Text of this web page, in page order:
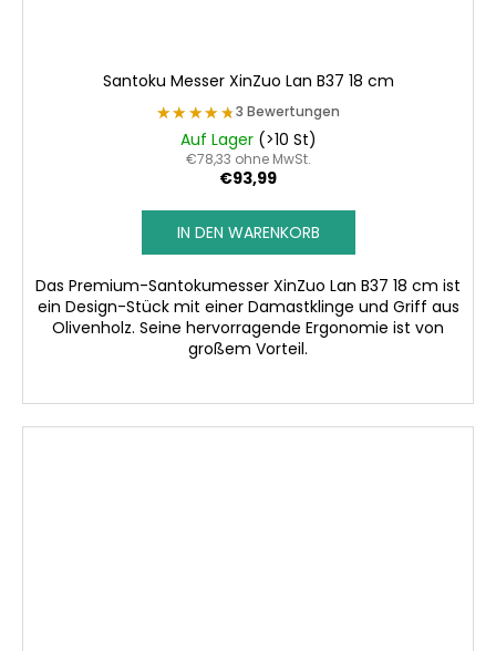
Santoku Messer XinZuo Lan B37 18 cm
★★★★★
★★★★★3 Bewertungen
Auf Lager (>10 St)
€78,33 ohne MwSt.
€93,99
IN DEN WARENKORB
Das Premium-Santokumesser XinZuo Lan B37 18 cm ist
ein Design-Stück mit einer Damastklinge und Griff aus
Olivenholz. Seine hervorragende Ergonomie ist von
großem Vorteil.